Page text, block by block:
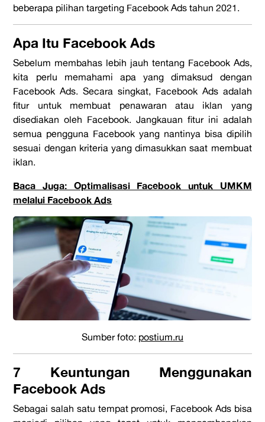
beberapa pilihan targeting Facebook Ads tahun 2021.
Apa Itu Facebook Ads
Sebelum membahas lebih jauh tentang Facebook Ads,
kita perlu memahami apa yang dimaksud dengan
Facebook Ads. Secara singkat, Facebook Ads adalah
fitur untuk membuat penawaran atau iklan yang
disediakan oleh Facebook. Jangkauan fitur ini adalah
semua pengguna Facebook yang nantinya bisa dipilih
sesuai dengan kriteria yang dimasukkan saat membuat
iklan.
Baca Juga: Optimalisasi Facebook untuk UMKM
melalui Facebook Ads
Sumber foto: postium.ru
7 Keuntungan Menggunakan
Facebook Ads
Sebagai salah satu tempat promosi, Facebook Ads bisa